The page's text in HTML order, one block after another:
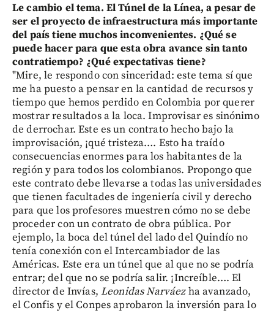
Le cambio el tema. El Túnel de la Línea, a pesar de
ser el proyecto de infraestructura más importante
del país tiene muchos inconvenientes. ¿Qué se
puede hacer para que esta obra avance sin tanto
contratiempo? ¿Qué expectativas tiene?
"Mire, le respondo con sinceridad: este tema sí que
me ha puesto a pensar en la cantidad de recursos y
tiempo que hemos perdido en Colombia por querer
mostrar resultados a la loca. Improvisar es sinónimo
de derrochar. Este es un contrato hecho bajo la
improvisación, ¡qué tristeza…. Esto ha traído
consecuencias enormes para los habitantes de la
región y para todos los colombianos. Propongo que
este contrato debe llevarse a todas las universidades
que tienen facultades de ingeniería civil y derecho
para que los profesores muestren cómo no se debe
proceder con un contrato de obra pública. Por
ejemplo, la boca del túnel del lado del Quindío no
tenía conexión con el Intercambiador de las
Américas. Este era un túnel que al que no se podría
entrar; del que no se podría salir. ¡Increíble…. El
director de Invías, Leonidas Narváezha avanzado,
el Confis y el Conpes aprobaron la inversión para lo